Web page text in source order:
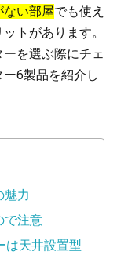
い部屋でも使え
トがあります。
を選ぶ際にチェ
6製品を紹介し
魅力
で注意
は天井設置型